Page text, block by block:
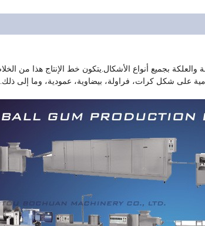
على شكل كرات، فراولة، بيضاوية، عمودية، وما إلى ذلك.